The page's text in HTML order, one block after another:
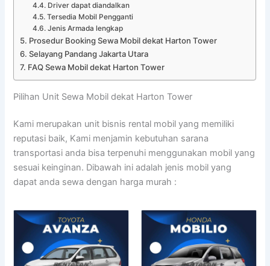
Driver dapat diandalkan
Tersedia Mobil Pengganti
Jenis Armada lengkap
Prosedur Booking Sewa Mobil dekat Harton Tower
Selayang Pandang Jakarta Utara
FAQ Sewa Mobil dekat Harton Tower
Pilihan Unit Sewa Mobil dekat Harton Tower
Kami merupakan unit bisnis rental mobil yang memiliki
reputasi baik, Kami menjamin kebutuhan sarana
transportasi anda bisa terpenuhi menggunakan mobil yang
sesuai keinginan. Dibawah ini adalah jenis mobil yang
dapat anda sewa dengan harga murah :